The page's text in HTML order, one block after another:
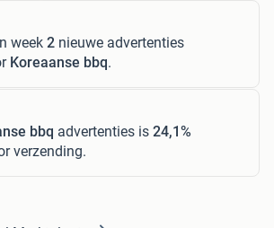
week 2 nieuwe advertenties
Koreaanse bbq.
bbq advertenties is 24,1%
verzending.